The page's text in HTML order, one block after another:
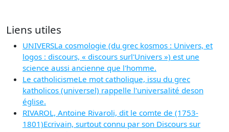
Liens utiles
UNIVERSLa cosmologie (du grec kosmos : Univers, et
logos : discours, « discours surl'Univers ») est une
science aussi ancienne que l'homme.
Le catholicismeLe mot catholique, issu du grec
katholicos (universel) rappelle l'universalité deson
église.
RIVAROL, Antoine Rivaroli, dit le comte de (1753-
1801)Ecrivain, surtout connu par son Discours sur